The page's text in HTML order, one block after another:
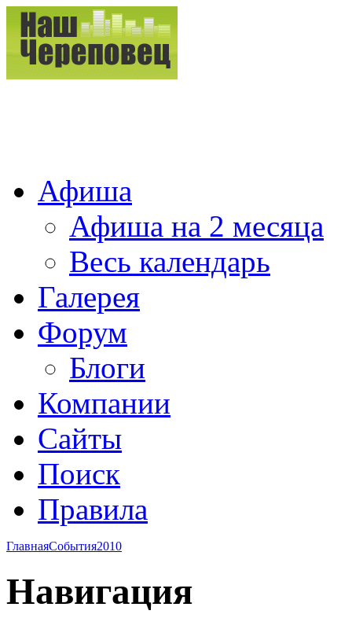
Афиша
Афиша на 2 месяца
Весь календарь
Галерея
Форум
Блоги
Компании
Сайты
Поиск
Правила
ГлавнаяСобытия2010
Навигация